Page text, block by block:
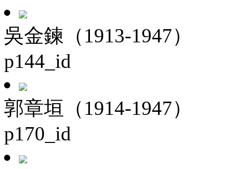
吳金鍊（1913-1947）
p144_id
郭章垣（1914-1947）
p170_id